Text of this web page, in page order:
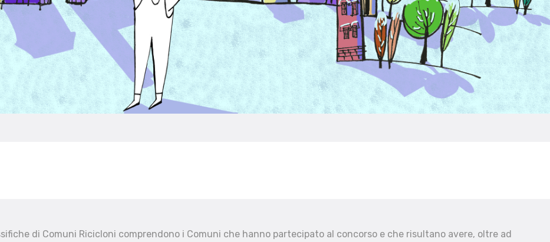
di Comuni Ricicloni comprendono i Comuni che hanno partecipato al concorso e che risultano avere, oltre ad